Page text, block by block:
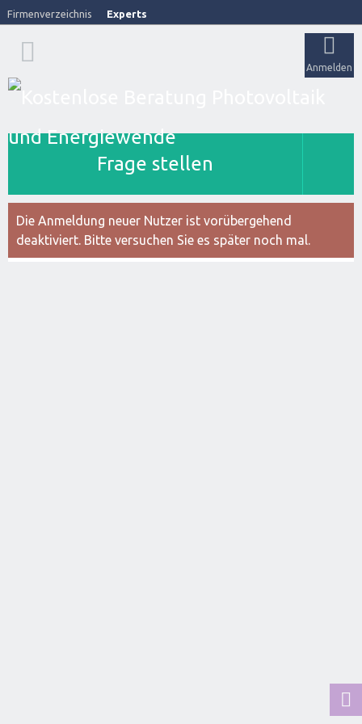
Firmenverzeichnis Experts
Anmelden
Frage stellen
Die Anmeldung neuer Nutzer ist vorübergehend
deaktiviert. Bitte versuchen Sie es später noch mal.